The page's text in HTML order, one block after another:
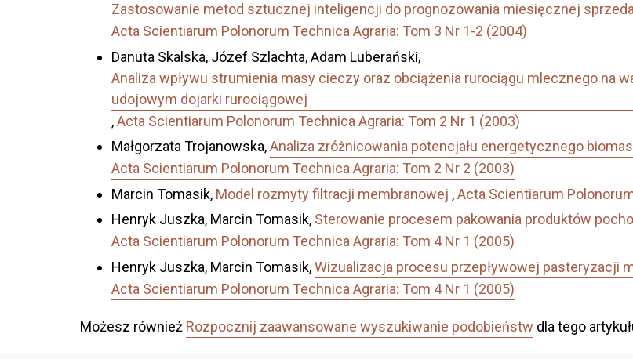
Zastosowanie metod sztucznej inteligencji do prognozowania miesięcznej
Acta Scientiarum Polonorum Technica Agraria: Tom 3 Nr 1-2 (2004)
Danuta Skalska, Józef Szlachta, Adam Luberański,
Analiza wpływu strumienia masy cieczy oraz obciążenia rurociągu mlecznego na
udojowym dojarki rurociągowej
,Acta Scientiarum Polonorum Technica Agraria: Tom 2 Nr 1 (2003)
Małgorzata Trojanowska,Analiza zróżnicowania potencjału energetycznego
Acta Scientiarum Polonorum Technica Agraria: Tom 2 Nr 2 (2003)
Marcin Tomasik, Model rozmyty filtracji membranowej ,Acta Scientiarum
Henryk Juszka, Marcin Tomasik, Sterowanie procesem pakowania produktów
Acta Scientiarum Polonorum Technica Agraria: Tom 4 Nr 1 (2005)
Henryk Juszka, Marcin Tomasik,Wizualizacja procesu przepływowej pasteryzacji
Acta Scientiarum Polonorum Technica Agraria: Tom 4 Nr 1 (2005)
Możesz również Rozpocznij zaawansowane wyszukiwanie podobieństw dla tego